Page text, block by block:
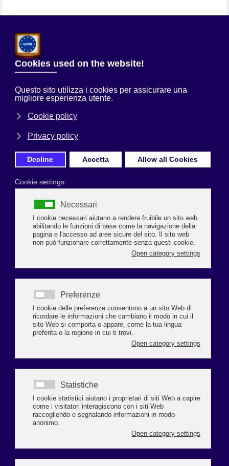
Chi Siamo
Sei qui:Home Uncategorised
Uncategorised
SCAGLIONI DAL 1° GENNAIO 2026
INSERISCE NEL RINNOVO GENERALE
DELL’ACCORDO ECONOMICO COLLETTIVO DEL
COMPARTO ARTIGIANO
rappresentative degli agenti e le Organizzazioni in rappresentanza delle
case mandanti, ha sottoscritto un accordo finalizzato ad aggiornare gli
scaglioni provvigionali utilizzati per calcolare l’Indennità di Risoluzione
del Rapporto (FIRR) con decorrenza dal 1° gennaio 2026, nell’ambito
dell’Accordo Economico Collettivo (AEC) del comparto Artigiano.